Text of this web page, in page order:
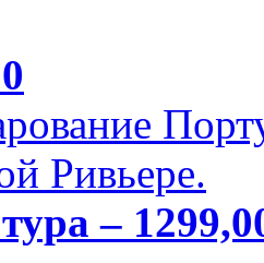
Ривьере.
–